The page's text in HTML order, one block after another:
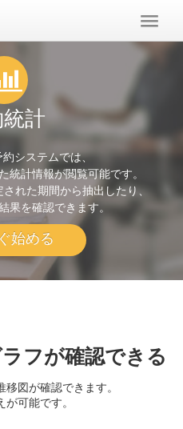
計
システムでは、
統計情報が閲覧可能です。
れた期間から抽出したり、
果を確認できます。
始める
フが確認できる
図が確認できます。
が可能です。